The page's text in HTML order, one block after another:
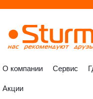
О компании Сервис
Акции